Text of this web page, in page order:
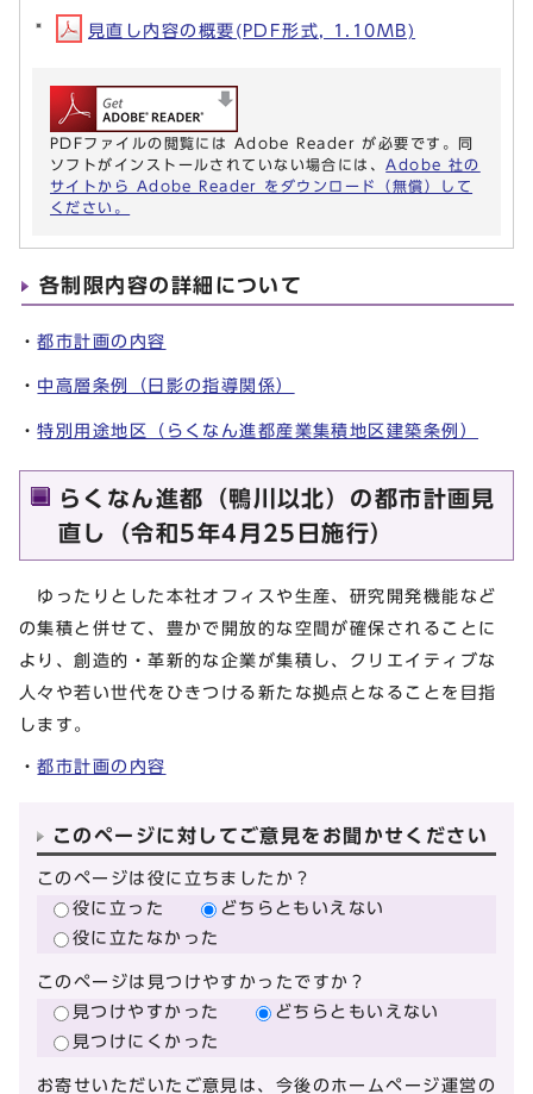
見直し内容の概要(PDF形式, 1.10MB)
PDFファイルの閲覧には Adobe Reader が必要です。同
ソフトがインストールされていない場合には、 Adobe 社の
サイトから Adobe Reader をダウンロード（無償）して
ください。
各制限内容の詳細について
・都市計画の内容
・ 中高層条例（日影の指導関係）
・特別用途地区（らくなん進都産業集積地区建築条例）
らくなん進都（鴨川以北）の都市計画見
直し（令和5年4月25日施行）
ゆったりとした本社オフィスや生産、研究開発機能など
の集積と併せて、豊かで開放的な空間が確保されることに
より、創造的・革新的な企業が集積し、クリエイティブな
人々や若い世代をひきつける新たな拠点となることを目指
します。
・都市計画の内容
このページに対してご意見をお聞かせください
このページは役に立ちましたか？
役に立った
どちらともいえない
役に立たなかった
このページは見つけやすかったですか？
見つけやすかった
どちらともいえない
見つけにくかった
お寄せいただいたご意見は、今後のホームページ運営の